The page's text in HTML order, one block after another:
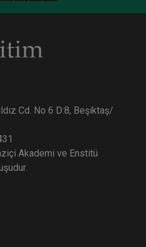
Cd. No 6 D:8, Beşiktaş/
Akademi ve Enstitü